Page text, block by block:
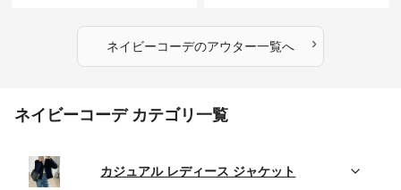
ネイビーコーデのアウター一覧へ ›
ネイビーコーデ カテゴリ一覧
カジュアル レディース ジャケット